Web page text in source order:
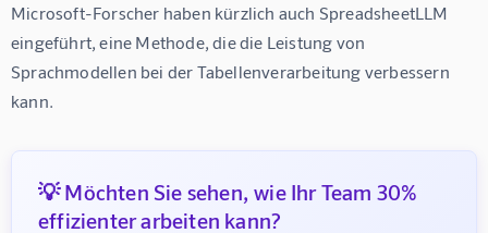
Microsoft-Forscher haben kürzlich auch SpreadsheetLLM
eingeführt, eine Methode, die die Leistung von
Sprachmodellen bei der Tabellenverarbeitung verbessern
kann.
💡 Möchten Sie sehen, wie Ihr Team 30%
effizienter arbeiten kann?